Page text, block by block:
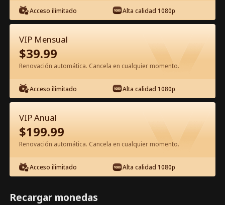
Ver gratis en la app
Episodio 48 - El amor es una danza
peligrosa Película Completa
0-49 50-74 Todos los Episodios
45 46 47 48 49
Acceso ilimitado Alta calidad 1080p
VIP Mensual
$39.99
Renovación automática. Cancela en cualquier momento.
Acceso ilimitado Alta calidad 1080p
VIP Anual
$199.99
Renovación automática. Cancela en cualquier momento.
Acceso ilimitado Alta calidad 1080p
Recargar monedas